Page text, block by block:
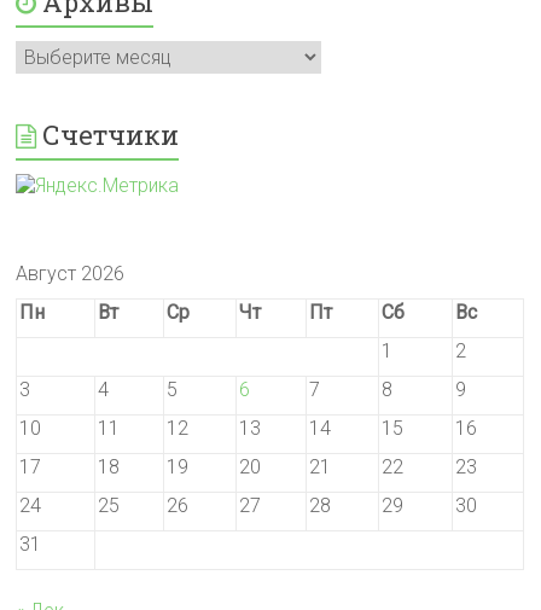
Архивы
Счетчики
Август 2026
Пн
Вт Ср Чт Пт Сб
Вс
1
2
3
4 5 6 7 8
9
10
11 12 13 14 15
16
17
18 19 20 21 22
23
24
25 26 27 28 29
30
31